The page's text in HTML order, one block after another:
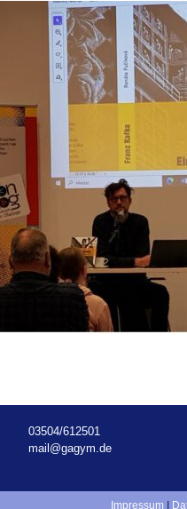
03504/612501
mail@gagym.de
Impressum